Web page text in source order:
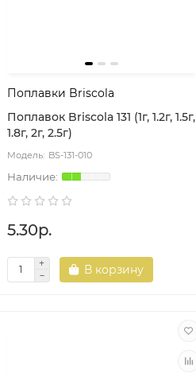
Поплавки Briscola
Поплавок Briscola 131 (1г, 1.2г, 1.5г,
1.8г, 2г, 2.5г)
BS-131-010
5.30р.
В корзину